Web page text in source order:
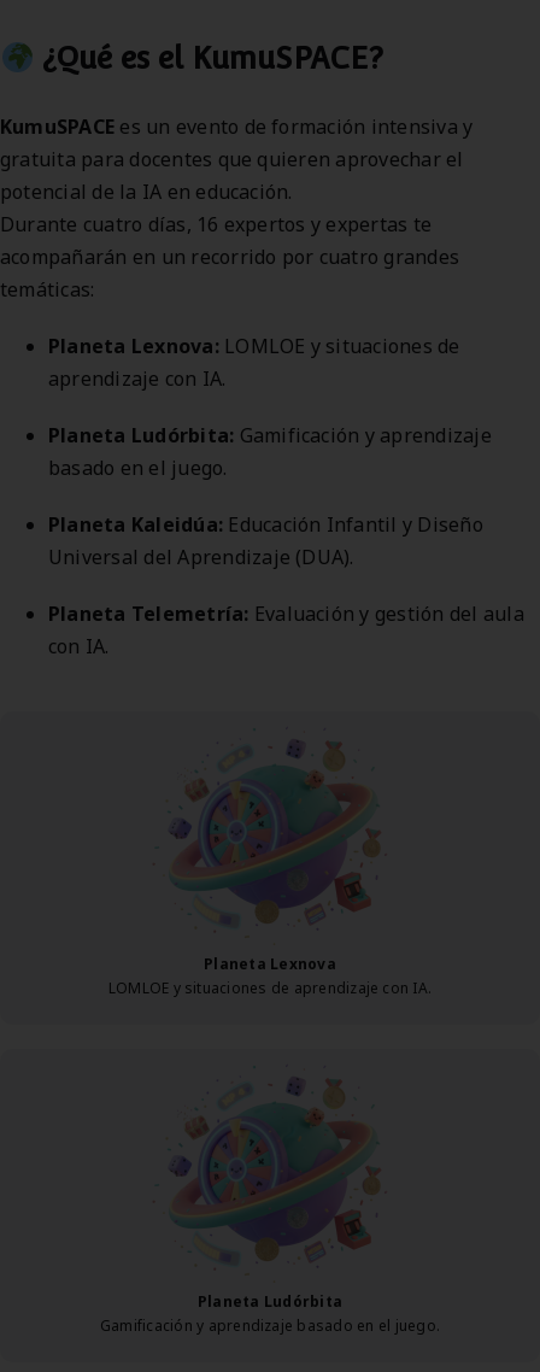
¿Qué es el KumuSPACE?
KumuSPACE es un evento de formación intensiva y
gratuita para docentes que quieren aprovechar el
potencial de la IA en educación.
Durante cuatro días, 16 expertos y expertas te
acompañarán en un recorrido por cuatro grandes
temáticas:
Planeta Lexnova: LOMLOE y situaciones de
aprendizaje con IA.
Planeta Ludórbita: Gamificación y aprendizaje
basado en el juego.
Planeta Kaleidúa: Educación Infantil y Diseño
Universal del Aprendizaje (DUA).
Planeta Telemetría: Evaluación y gestión del aula
con IA.
Planeta Lexnova
LOMLOE y situaciones de aprendizaje con IA.
Planeta Ludórbita
Gamificación y aprendizaje basado en el juego.